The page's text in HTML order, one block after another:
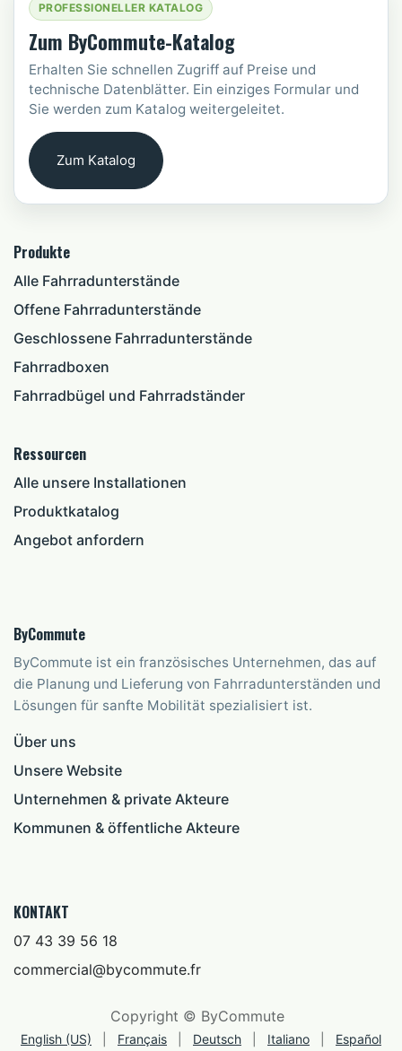
PROFESSIONELLER KATALOG
Zum ByCommute-Katalog
Erhalten Sie schnellen Zugriff auf Preise und
technische Datenblätter. Ein einziges Formular und
Sie werden zum Katalog weitergeleitet.
Zum Katalog
Produkte
Alle Fahrradunterstände
Offene Fahrradunterstände
Geschlossene Fahrradunterstände
Fahrradboxen
Fahrradbügel und Fahrradständer
Ressourcen
Alle unsere Installationen
Produktkatalog
Angebot anfordern
ByCommute
ByCommute ist ein französisches Unternehmen, das auf
die Planung und Lieferung von Fahrradunterständen und
Lösungen für sanfte Mobilität spezialisiert ist.
Über uns
Unsere Website
Unternehmen & private Akteure
Kommunen & öffentliche Akteure
KONTAKT
07 43 39 56 18
commercial@bycommute.fr
Copyright © ByCommute
English (US) Français Deutsch Italiano Español